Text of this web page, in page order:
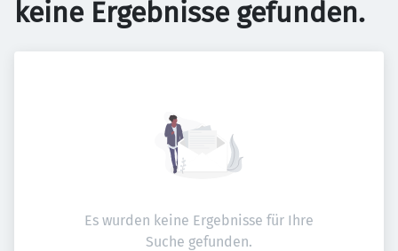
keine Ergebnisse gefunden.
Es wurden keine Ergebnisse für Ihre
Suche gefunden.